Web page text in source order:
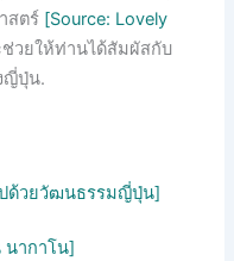
สตร์ [Source: Lovely
วยให้ท่านได้สัมผัสกับ
ญี่ปุ่น.
ด้วยวัฒนธรรมญี่ปุ่น]
นากาโน]